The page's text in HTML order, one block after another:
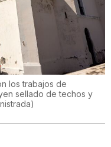
los trabajos de
sellado de techos y
)